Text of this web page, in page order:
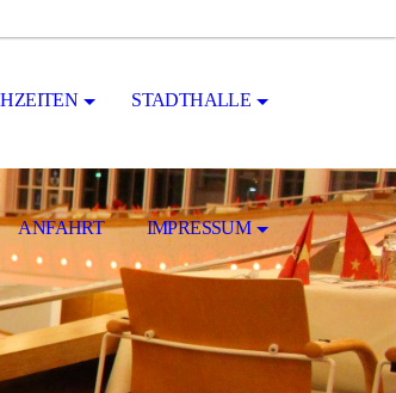
STADTHALLE
ANFAHRT IMPRESSUM